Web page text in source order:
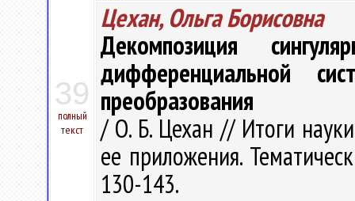
39
полный
текст
Цехан, Ольга Борисовна
Декомпозиция
дифференциальной
преобразования
/ О. Б. Цехан // Итоги
ее приложения.
130-143.